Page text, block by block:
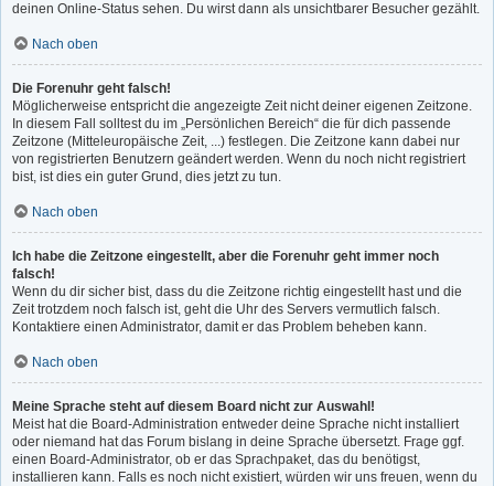
deinen Online-Status sehen. Du wirst dann als unsichtbarer Besucher gezählt.
Nach oben
Die Forenuhr geht falsch!
Möglicherweise entspricht die angezeigte Zeit nicht deiner eigenen Zeitzone.
In diesem Fall solltest du im „Persönlichen Bereich“ die für dich passende
Zeitzone (Mitteleuropäische Zeit, ...) festlegen. Die Zeitzone kann dabei nur
von registrierten Benutzern geändert werden. Wenn du noch nicht registriert
bist, ist dies ein guter Grund, dies jetzt zu tun.
Nach oben
Ich habe die Zeitzone eingestellt, aber die Forenuhr geht immer noch
falsch!
Wenn du dir sicher bist, dass du die Zeitzone richtig eingestellt hast und die
Zeit trotzdem noch falsch ist, geht die Uhr des Servers vermutlich falsch.
Kontaktiere einen Administrator, damit er das Problem beheben kann.
Nach oben
Meine Sprache steht auf diesem Board nicht zur Auswahl!
Meist hat die Board-Administration entweder deine Sprache nicht installiert
oder niemand hat das Forum bislang in deine Sprache übersetzt. Frage ggf.
einen Board-Administrator, ob er das Sprachpaket, das du benötigst,
installieren kann. Falls es noch nicht existiert, würden wir uns freuen, wenn du